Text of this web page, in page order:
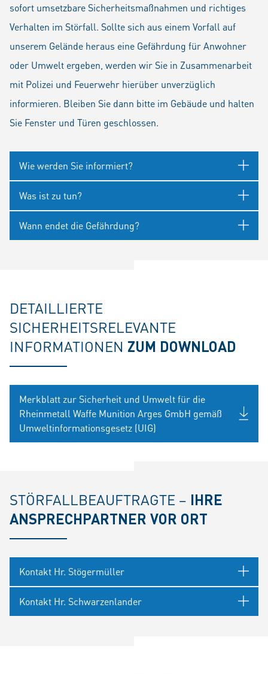
sofort umsetzbare Sicherheitsmaßnahmen und richtiges
Verhalten im Störfall. Sollte sich aus einem Vorfall auf
unserem Gelände heraus eine Gefährdung für Anwohner
oder Umwelt ergeben, werden wir Sie in Zusammenarbeit
mit Polizei und Feuerwehr hierüber unverzüglich
informieren. Bleiben Sie dann bitte im Gebäude und halten
Sie Fenster und Türen geschlossen.
Wie werden Sie informiert?
Was ist zu tun?
Wann endet die Gefährdung?
DETAILLIERTE
SICHERHEITSRELEVANTE
INFORMATIONEN ZUM DOWNLOAD
Merkblatt zur Sicherheit und Umwelt für die
Rheinmetall Waffe Munition Arges GmbH gemäß
Umweltinformationsgesetz (UIG)
STÖRFALLBEAUFTRAGTE – IHRE
ANSPRECHPARTNER VOR ORT
Kontakt Hr. Stögermüller
Kontakt Hr. Schwarzenlander